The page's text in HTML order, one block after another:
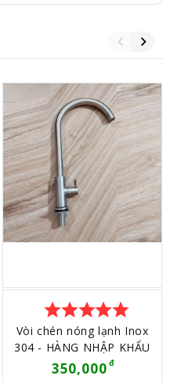
starstarstarstarstar
Vòi chén nóng lạnh Inox
304 - HÀNG NHẬP KHẨU
350,000